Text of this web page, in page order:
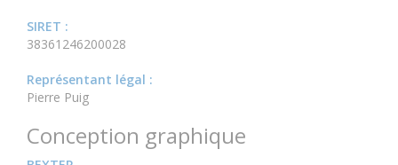
SIRET :
38361246200028
Représentant légal :
Pierre Puig
Conception graphique